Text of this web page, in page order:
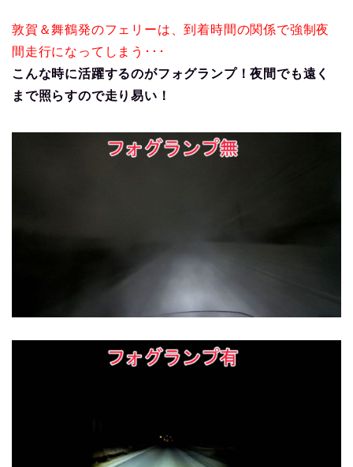
敦賀＆舞鶴発のフェリーは、到着時間の関係で強制夜
間走行になってしまう･･･
こんな時に活躍するのがフォグランプ！夜間でも遠く
まで照らすので走り易い！